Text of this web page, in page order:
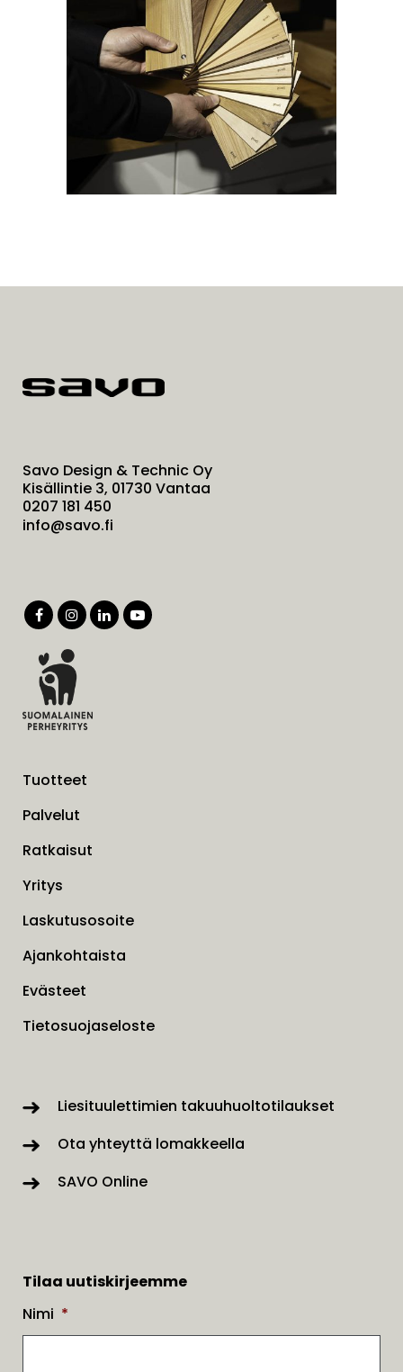
Savo Design & Technic Oy
Kisällintie 3, 01730 Vantaa
0207 181 450
info@savo.fi
Tuotteet
Palvelut
Ratkaisut
Yritys
Laskutusosoite
Ajankohtaista
Evästeet
Tietosuojaseloste
Liesituulettimien takuuhuoltotilaukset
Ota yhteyttä lomakkeella
SAVO Online
Tilaa uutiskirjeemme
Nimi *